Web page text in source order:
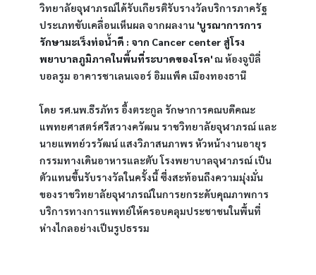
วิทยาลัยจุฬาภรณ์ได้รับเกียรติรับรางวัลบริการภาครัฐ
ประเภทขับเคลื่อนเห็นผล จากผลงาน 'บูรณาการการ
รักษามะเร็งท่อน้ำดี : จาก Cancer center สู่โรง
พยาบาลภูมิภาคในพื้นที่ระบาดของโรค' ณ ห้องจูบิลี่
บอลรูม อาคารชาเลนเจอร์ อิมแพ็ค เมืองทองธานี
โดย รศ.นพ.ธีรภัทร อึ้งตระกูล รักษาการคณบดีคณะ
แพทยศาสตร์ศรีสวางควัฒน ราชวิทยาลัยจุฬาภรณ์ และ
นายแพทย์วรวัฒน์ แสงวิภาสนภาพร หัวหน้างานอายุร
กรรมทางเดินอาหารและตับ โรงพยาบาลจุฬาภรณ์ เป็น
ตัวแทนขึ้นรับรางวัลในครั้งนี้ ซึ่งสะท้อนถึงความมุ่งมั่น
ของราชวิทยาลัยจุฬาภรณ์ในการยกระดับคุณภาพการ
บริการทางการแพทย์ให้ครอบคลุมประชาชนในพื้นที่
ห่างไกลอย่างเป็นรูปธรรม